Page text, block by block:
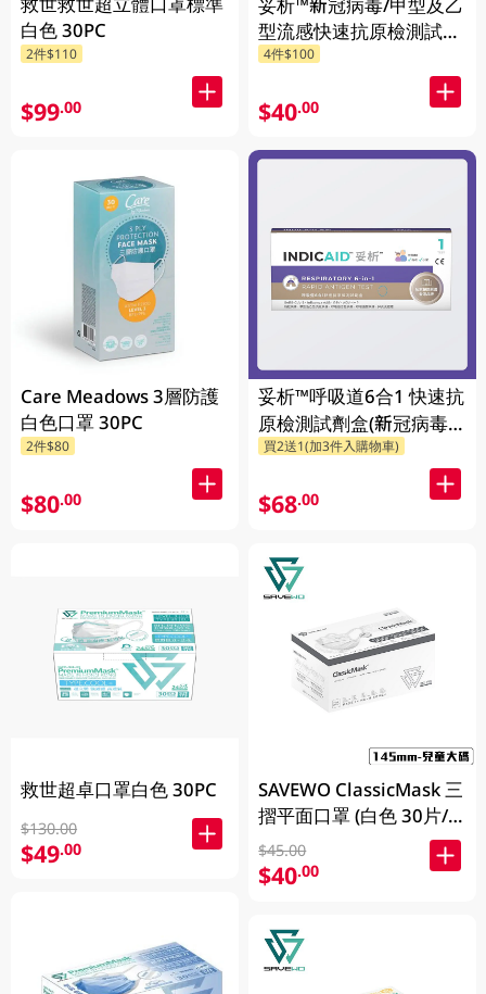
白色 30PC
2件$110
$99.00
Care Meadows 3層防護
白色口罩 30PC
2件$80
$80.00
救世超卓口罩白色 30PC
$130.00
$49.00
妥析™新冠病毒/甲型及⼄
型流感快速抗原檢測試劑
盒
4件$100
$40.00
妥析™呼吸道6合1 快速抗
原檢測試劑盒(新冠病毒/
甲型及⼄型流感/呼吸道
合胞病毒/呼吸道腺病毒/
肺炎支原體)
買2送1(加3件入購物車)
$68.00
SAVEWO ClassicMask 三
摺平面口罩 (白色 30片/
盒，獨立包裝)
$45.00
$40.00